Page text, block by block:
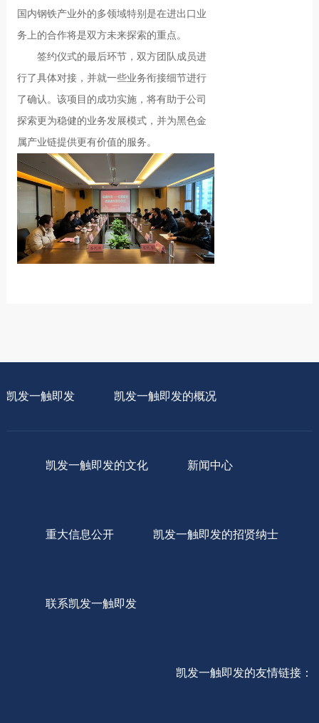
国内钢铁产业外的多领域特别是在进出口业
务上的合作将是双方未来探索的重点。
签约仪式的最后环节，双方团队成员进
行了具体对接，并就一些业务衔接细节进行
了确认。该项目的成功实施，将有助于公司
探索更为稳健的业务发展模式，并为黑色金
属产业链提供更有价值的服务。
凯发一触即发 凯发一触即发的概况
凯发一触即发的文化 新闻中心
重大信息公开 凯发一触即发的招贤纳士
联系凯发一触即发
凯发一触即发的友情链接：